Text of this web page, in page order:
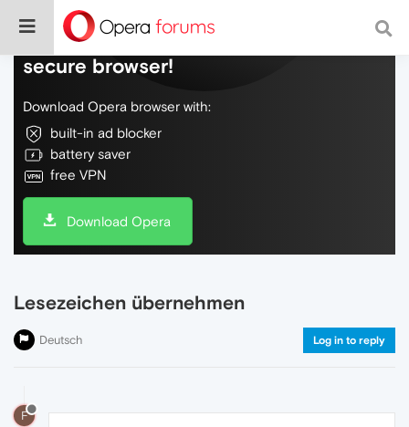
Do more on the web, with a fast and
secure browser!
Download Opera browser with:
built-in ad blocker
battery saver
free VPN
Download Opera
Lesezeichen übernehmen
Deutsch Log in to reply
F